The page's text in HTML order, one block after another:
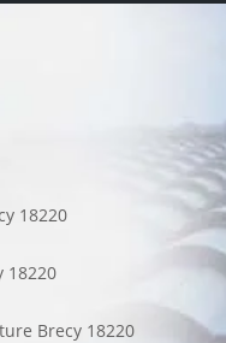
18220
18220
Brecy 18220